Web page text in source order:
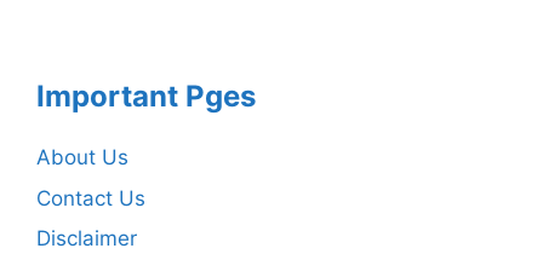
Important Pges
About Us
Contact Us
Disclaimer